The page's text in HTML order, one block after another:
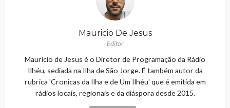
Mauricio De Jesus
Editor
Maurício de Jesus é o Diretor de Programação da Rádio
Ilhéu, sediada na Ilha de São Jorge. É também autor da
rubrica 'Cronicas da Ilha e de Um Ilhéu' que é emitida em
rádios locais, regionais e da diáspora desde 2015.